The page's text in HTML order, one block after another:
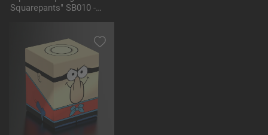
Squarepants" SB010 -